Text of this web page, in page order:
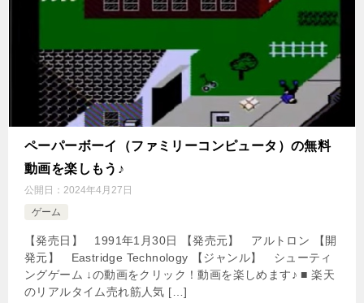
ペーパーボーイ（ファミリーコンピュータ）の無料
動画を楽しもう♪
公開日： 2024年4月27日
ゲーム
【発売日】 1991年1月30日 【発売元】 アルトロン 【開
発元】 Eastridge Technology 【ジャンル】 シューティ
ングゲーム ↓の動画をクリック！動画を楽しめます♪ ■ 楽天
のリアルタイム売れ筋人気 […]